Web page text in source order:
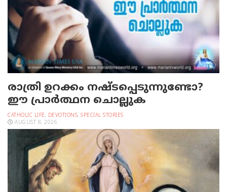
രാത്രി ഉറക്കം നഷ്ടപ്പെടുന്നുണ്ടോ?
ഈ പ്രാര്‍ത്ഥന ചൊല്ലുക
CATHOLIC LIFE, DEVOTIONS, SPECIAL STORIES
AUGUST 8, 2026